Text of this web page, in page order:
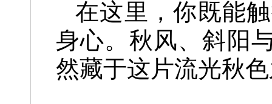
在这里，你既能
身心。秋风、斜阳
然藏于这片流光秋